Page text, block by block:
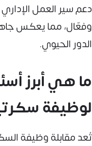
دعم سير العمل
وفعّال، مما يعكس
الدور الحيوي.
ما هي أبرز
لوظيفة
تُعد مقابلة وظيفة